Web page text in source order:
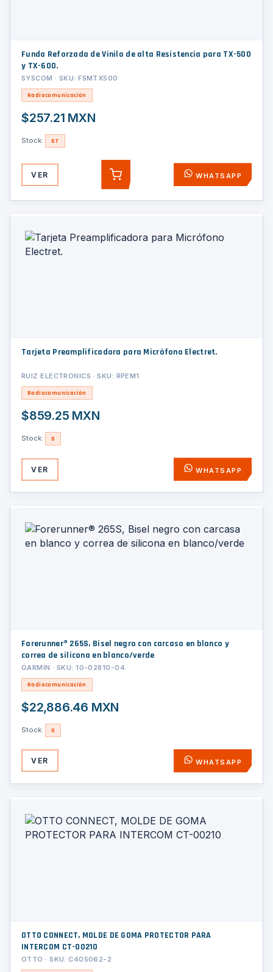
Funda Reforzada de Vinilo de alta Resistencia para TX-500
y TX-600.
SYSCOM · SKU: FSMTX500
Radiocomunicación
$257.21 MXN
Stock: 57
VER AGREGAR WHATSAPP
Tarjeta Preamplificadora para Micrófono Electret.
RUIZ ELECTRONICS · SKU: RPEM1
Radiocomunicación
$859.25 MXN
Stock: 0
VER WHATSAPP
Forerunner® 265S, Bisel negro con carcasa en blanco y
correa de silicona en blanco/verde
GARMIN · SKU: 10-02810-04
Radiocomunicación
$22,886.46 MXN
Stock: 0
VER WHATSAPP
OTTO CONNECT, MOLDE DE GOMA PROTECTOR PARA
INTERCOM CT-00210
OTTO · SKU: C405062-2